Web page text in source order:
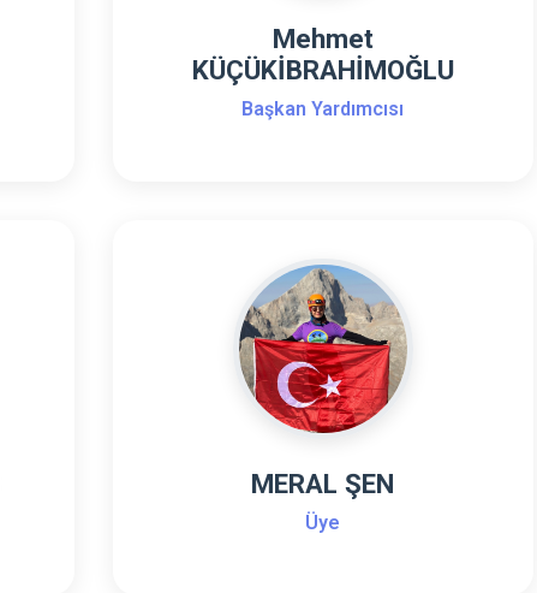
Mehmet
KÜÇÜKİBRAHİMOĞLU
Başkan Yardımcısı
MERAL ŞEN
Üye